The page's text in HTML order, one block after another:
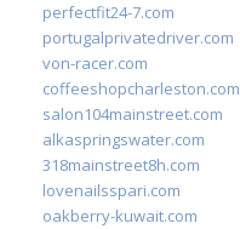
perfectfit24-7.com
portugalprivatedriver.com
von-racer.com
coffeeshopcharleston.com
salon104mainstreet.com
alkaspringswater.com
318mainstreet8h.com
lovenailsspari.com
oakberry-kuwait.com